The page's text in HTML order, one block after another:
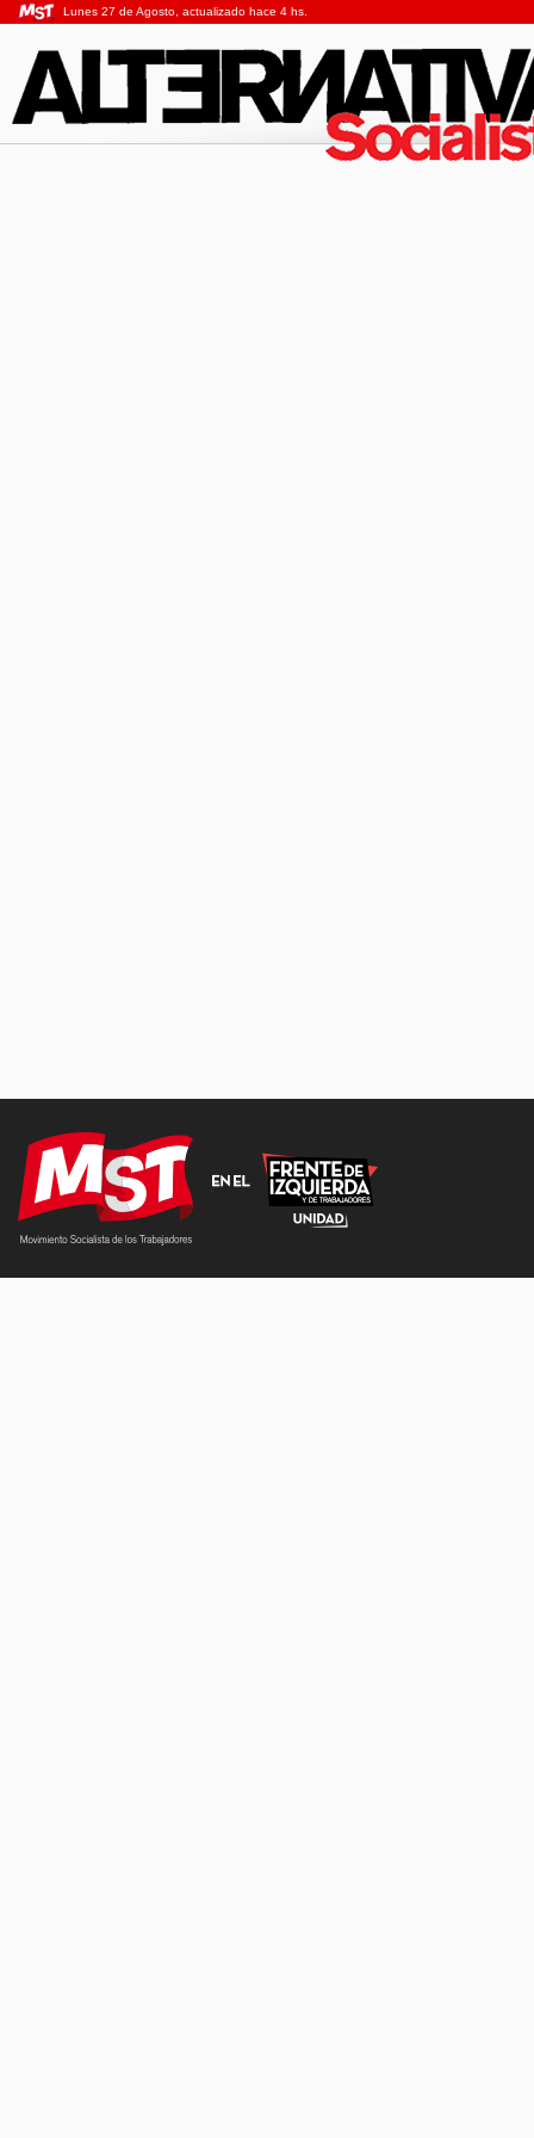
Lunes 27 de Agosto, actualizado hace 4 hs.